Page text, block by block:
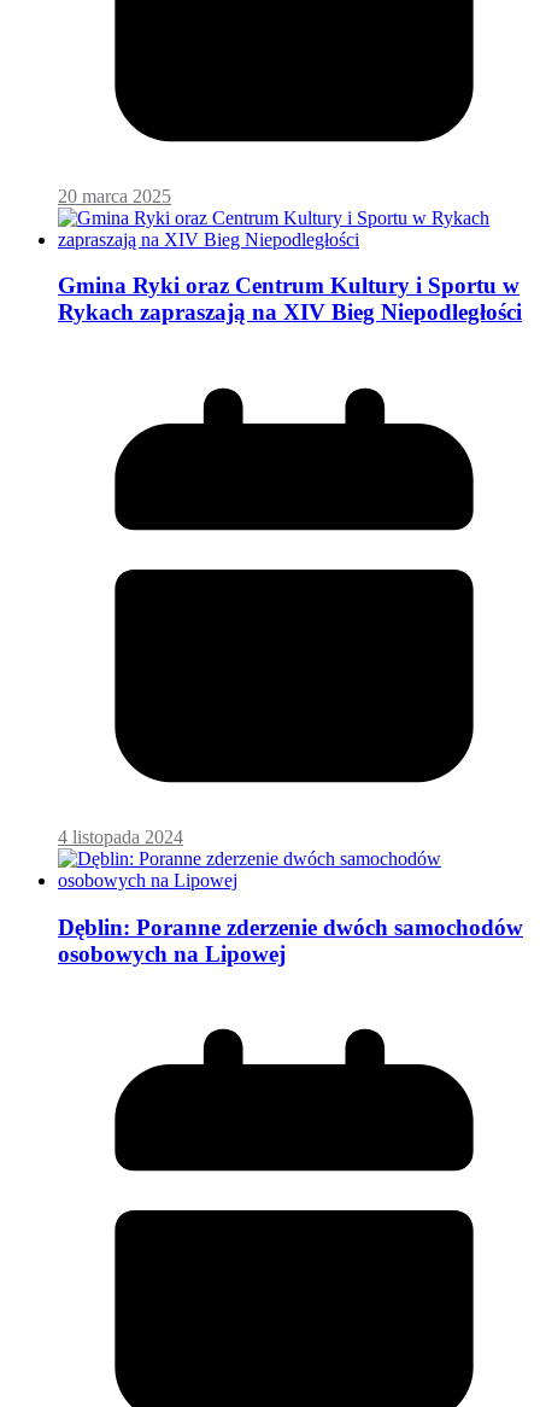
20 marca 2025
Gmina Ryki oraz Centrum Kultury i Sportu w
Rykach zapraszają na XIV Bieg Niepodległości
4 listopada 2024
Dęblin: Poranne zderzenie dwóch samochodów
osobowych na Lipowej